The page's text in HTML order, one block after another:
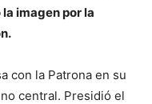
imagen por la
con la Patrona en su
central. Presidió el